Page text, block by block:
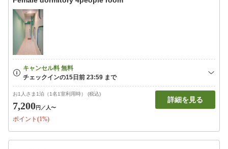
お1人さま1泊（1名1室利用時） (税込)
7,200円 ／人〜
ポイント(1%)
詳細を見る